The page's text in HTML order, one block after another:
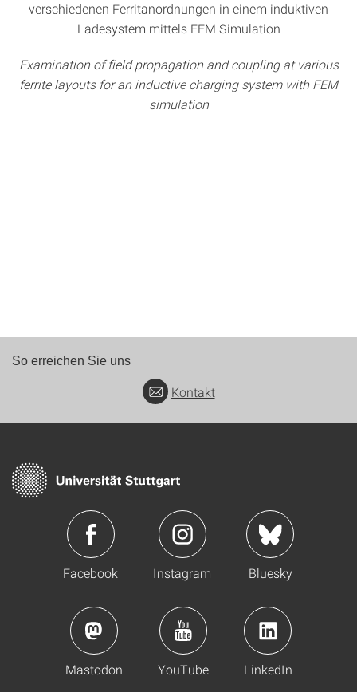
verschiedenen Ferritanordnungen in einem induktiven
Ladesystem mittels FEM Simulation
Examination of field propagation and coupling at various
ferrite layouts for an inductive charging system with FEM
simulation
So erreichen Sie uns
Kontakt
Facebook Instagram Bluesky
Mastodon YouTube LinkedIn